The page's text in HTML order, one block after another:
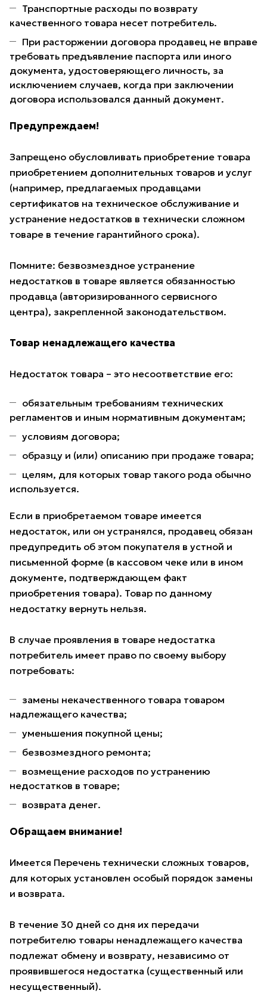
Транспортные расходы по возврату
качественного товара несет потребитель.
При расторжении договора продавец не вправе
требовать предъявление паспорта или иного
документа, удостоверяющего личность, за
исключением случаев, когда при заключении
договора использовался данный документ.
Предупреждаем!
Запрещено обусловливать приобретение товара
приобретением дополнительных товаров и услуг
(например, предлагаемых продавцами
сертификатов на техническое обслуживание и
устранение недостатков в технически сложном
товаре в течение гарантийного срока).
Помните: безвозмездное устранение
недостатков в товаре является обязанностью
продавца (авторизированного сервисного
центра), закрепленной законодательством.
Товар ненадлежащего качества
Недостаток товара – это несоответствие его:
обязательным требованиям технических
регламентов и иным нормативным документам;
условиям договора;
образцу и (или) описанию при продаже товара;
целям, для которых товар такого рода обычно
используется.
Если в приобретаемом товаре имеется
недостаток, или он устранялся, продавец обязан
предупредить об этом покупателя в устной и
письменной форме (в кассовом чеке или в ином
документе, подтверждающем факт
приобретения товара). Товар по данному
недостатку вернуть нельзя.
В случае проявления в товаре недостатка
потребитель имеет право по своему выбору
потребовать:
замены некачественного товара товаром
надлежащего качества;
уменьшения покупной цены;
безвозмездного ремонта;
возмещение расходов по устранению
недостатков в товаре;
возврата денег.
Обращаем внимание!
Имеется Перечень технически сложных товаров,
для которых установлен особый порядок замены
и возврата.
В течение 30 дней со дня их передачи
потребителю товары ненадлежащего качества
подлежат обмену и возврату, независимо от
проявившегося недостатка (существенный или
несущественный).